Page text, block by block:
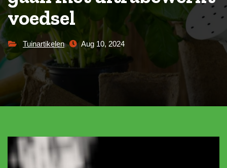
voedsel
Tuinartikelen Aug 10, 2024